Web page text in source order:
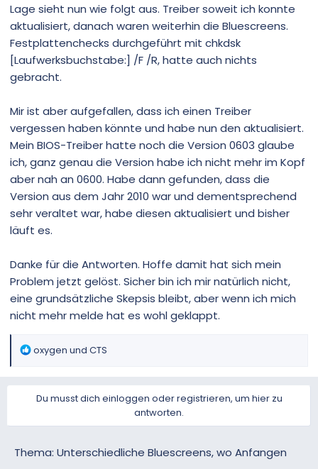
Lage sieht nun wie folgt aus. Treiber soweit ich konnte
aktualisiert, danach waren weiterhin die Bluescreens.
Festplattenchecks durchgeführt mit chkdsk
[Laufwerksbuchstabe:] /F /R, hatte auch nichts
gebracht.
Mir ist aber aufgefallen, dass ich einen Treiber
vergessen haben könnte und habe nun den aktualisiert.
Mein BIOS-Treiber hatte noch die Version 0603 glaube
ich, ganz genau die Version habe ich nicht mehr im Kopf
aber nah an 0600. Habe dann gefunden, dass die
Version aus dem Jahr 2010 war und dementsprechend
sehr veraltet war, habe diesen aktualisiert und bisher
läuft es.
Danke für die Antworten. Hoffe damit hat sich mein
Problem jetzt gelöst. Sicher bin ich mir natürlich nicht,
eine grundsätzliche Skepsis bleibt, aber wenn ich mich
nicht mehr melde hat es wohl geklappt.
R
n
oxygen und CTS
Du musst dich einloggen oder registrieren, um hier zu
antworten.
Thema: Unterschiedliche Bluescreens, wo Anfangen